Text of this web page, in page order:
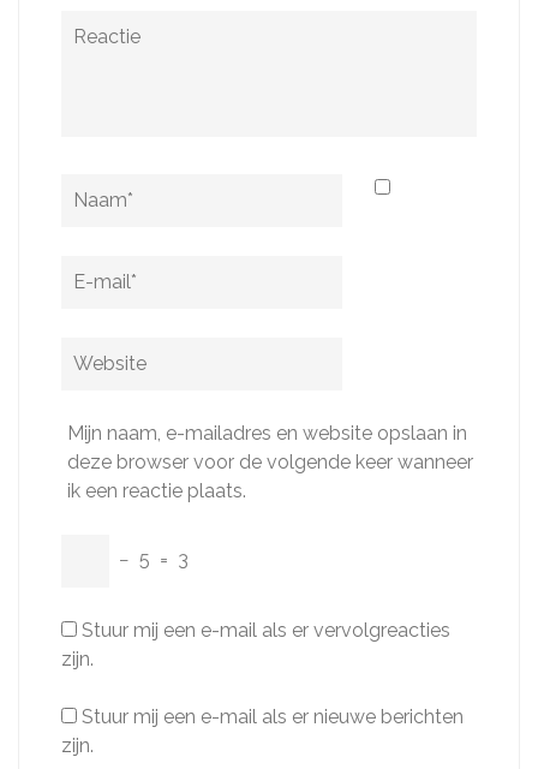
Reactie
Naam
E-
Website
Mijn naam, e-mailadres en website opslaan in
deze browser voor de volgende keer wanneer
ik een reactie plaats.
− 5 = 3
Stuur mij een e-mail als er vervolgreacties
zijn.
Stuur mij een e-mail als er nieuwe berichten
zijn.